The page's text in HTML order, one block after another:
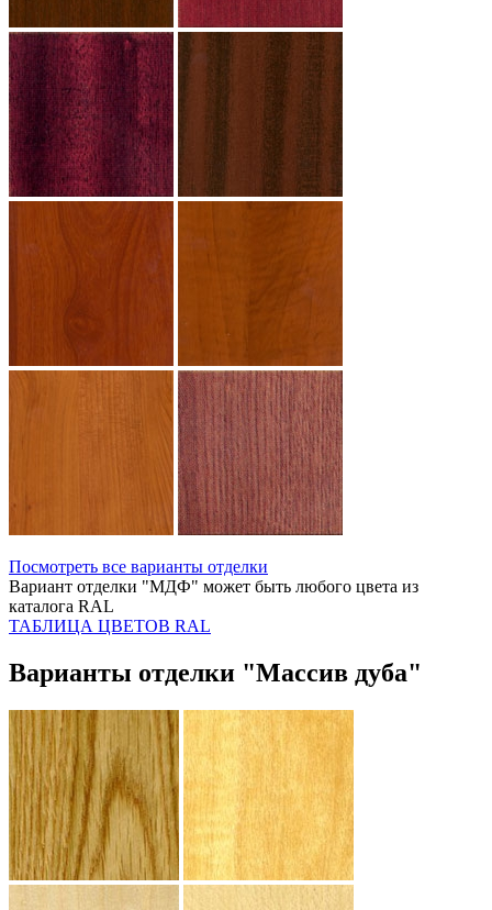
Посмотреть все варианты отделки
Вариант отделки "МДФ" может быть любого цвета из
каталога RAL
ТАБЛИЦА ЦВЕТОВ RAL
Варианты отделки "Массив дуба"